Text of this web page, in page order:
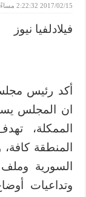
2017/02/15 2:22:32 مساءً
فيلادلفيا نيوز
أكد رئيس
ان المجلس
الممكلة،
المنطقة
السورية
وتداعيات